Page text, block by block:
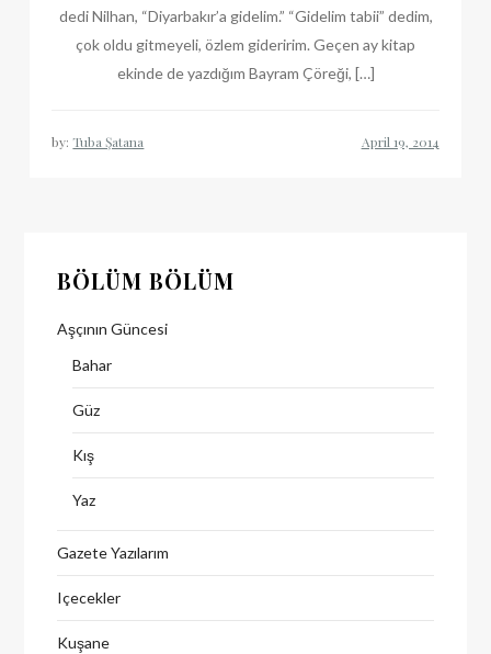
dedi Nilhan, “Diyarbakır’a gidelim.” “Gidelim tabii” dedim,
çok oldu gitmeyeli, özlem gideririm. Geçen ay kitap
ekinde de yazdığım Bayram Çöreği, […]
by:Tuba Şatana
BÖLÜM BÖLÜM
Aşçının Güncesi
Bahar
Güz
Kış
Yaz
Gazete Yazılarım
Içecekler
Kuşane